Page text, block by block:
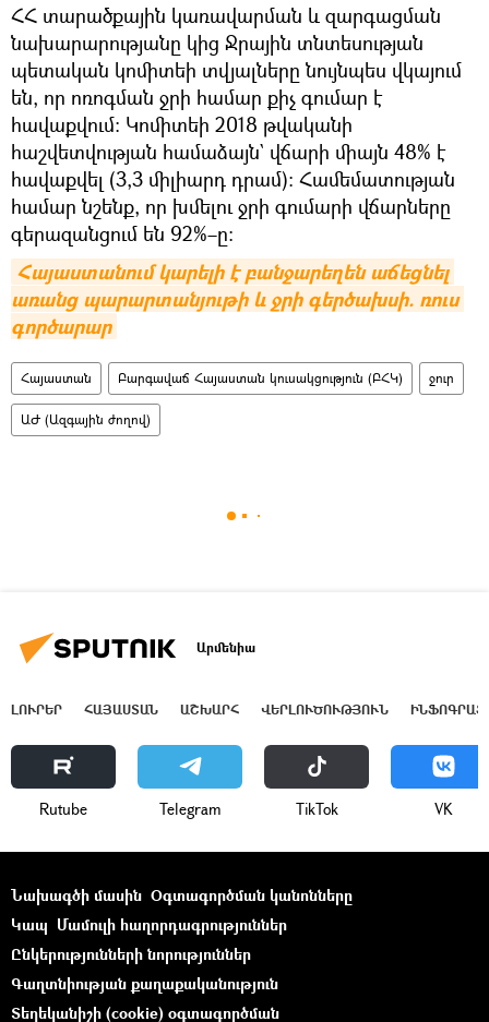
ՀՀ տարածքային կառավարման և զարգացման
նախարարությանը կից Ջրային տնտեսության
պետական կոմիտեի տվյալները նույնպես վկայում
են, որ ոռոգման ջրի համար քիչ գումար է
հավաքվում։ Կոմիտեի 2018 թվականի
հաշվետվության համաձայն` վճարի միայն 48% է
հավաքվել (3,3 միլիարդ դրամ)։ Համեմատության
համար նշենք, որ խմելու ջրի գումարի վճարները
գերազանցում են 92%–ը։
Հայաստանում կարելի է բանջարեղեն աճեցնել
առանց պարարտանյութի և ջրի գերծախսի. ռուս
գործարար
Հայաստան Բարգավաճ Հայաստան կուսակցություն (ԲՀԿ) ջուր
ԱԺ (Ազգային ժողով)
Արմենիա
ԼՈՒՐԵՐ ՀԱՅԱՍՏԱՆ ԱՇԽԱՐՀ ՎԵՐԼՈՒԾՈՒԹՅՈՒՆ
Rutube Telegram ТikТоk VK
Նախագծի մասին Օգտագործման կանոնները
Կապ Մամուլի հաղորդագրություններ
Ընկերությունների նորություններ
Գաղտնիության քաղաքականություն
Տեղեկանիշի (cookie) օգտագործման